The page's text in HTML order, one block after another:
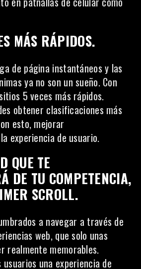
MÁS RÁPIDOS.
de página instantáneos y las
ya no son un sueño. Con
5 veces más rápidos.
obtener clasificaciones más
esto, mejorar
experiencia de usuario.
QUE TE
DE TU COMPETENCIA,
SCROLL.
a navegar a través de
web, que solo unas
realmente memorables.
usuarios una experiencia de